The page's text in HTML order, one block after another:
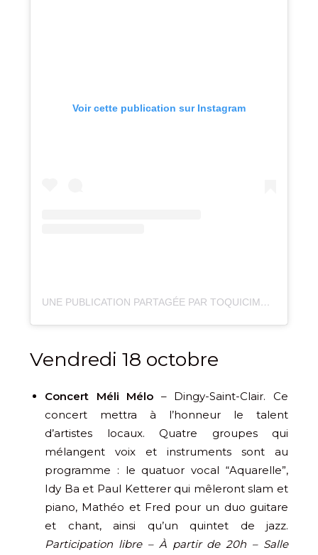
Voir cette publication sur Instagram
UNE PUBLICATION PARTAGÉE PAR TOQUICIMES (@TOQUICIMES_MEGEVE)
Vendredi 18 octobre
Concert Méli Mélo – Dingy-Saint-Clair. Ce
concert mettra à l’honneur le talent
d’artistes locaux. Quatre groupes qui
mélangent voix et instruments sont au
programme : le quatuor vocal “Aquarelle”,
Idy Ba et Paul Ketterer qui mêleront slam et
piano, Mathéo et Fred pour un duo guitare
et chant, ainsi qu’un quintet de jazz.
Participation libre – À partir de 20h – Salle